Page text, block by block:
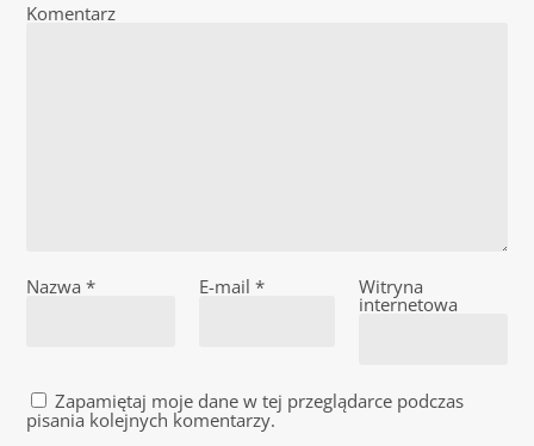
Komentarz
Nazwa* E-mail * Witryna
internetowa
Zapamiętaj moje dane w tej przeglądarce podczas
pisania kolejnych komentarzy.